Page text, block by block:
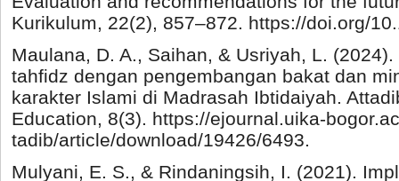
Kurikulum, 22(2), 857–872. https://doi.org/
Maulana, D. A., Saihan, & Usriyah, L.
tahfidz dengan pengembangan bakat dan
karakter Islami di Madrasah Ibtidaiyah.
Education, 8(3). https://ejournal.uika-
tadib/article/download/19426/6493.
Mulyani, E. S., & Rindaningsih, I. (2021).